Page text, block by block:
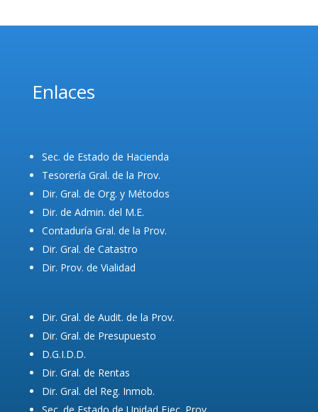
Enlaces
Sec. de Estado de Hacienda
Tesorería Gral. de la Prov.
Dir. Gral. de Org. y Métodos
Dir. de Admin. del M.E.
Contaduría Gral. de la Prov.
Dir. Gral. de Catastro
Dir. Prov. de Vialidad
Dir. Gral. de Audit. de la Prov.
Dir. Gral. de Presupuesto
D.G.I.D.D.
Dir. Gral. de Rentas
Dir. Gral. del Reg. Inmob.
Sec. de Estado de Unidad Ejec. Prov.